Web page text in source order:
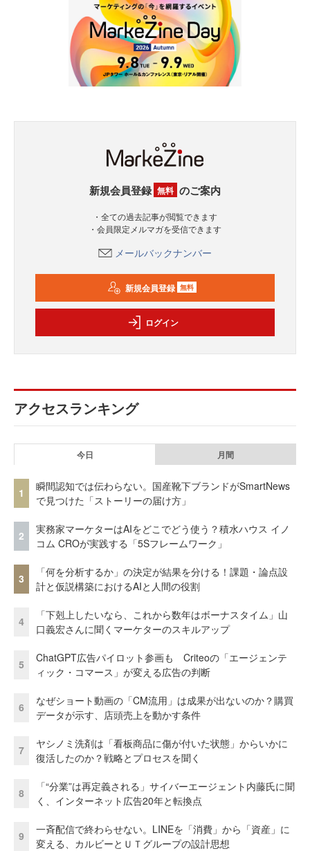
新規会員登録 無料 のご案内
・全ての過去記事が閲覧できます
・会員限定メルマガを受信できます
メールバックナンバー
新規会員登録 無料
ログイン
アクセスランキング
今日 月間
1
瞬間認知では伝わらない。国産靴下ブランドがSmartNews
で見つけた「ストーリーの届け方」
2
実務家マーケターはAIをどこでどう使う？積水ハウス イノ
コム CROが実践する「5Sフレームワーク」
3
「何を分析するか」の決定が結果を分ける！課題・論点設
計と仮説構築におけるAIと人間の役割
4
「下剋上したいなら、これから数年はボーナスタイム」山
口義宏さんに聞くマーケターのスキルアップ
5
ChatGPT広告パイロット参画も Criteoの「エージェンテ
ィック・コマース」が変える広告の判断
6
なぜショート動画の「CM流用」は成果が出ないのか？購買
データが示す、店頭売上を動かす条件
7
ヤシノミ洗剤は「看板商品に傷が付いた状態」からいかに
復活したのか？戦略とプロセスを聞く
8
「“分業”は再定義される」サイバーエージェント内藤氏に聞
く、インターネット広告20年と転換点
9
一斉配信で終わらせない。LINEを「消費」から「資産」に
変える、カルビーとＵＴグループの設計思想